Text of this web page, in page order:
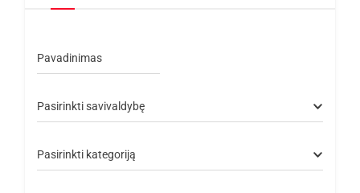
Pavadinimas
Pasirinkti savivaldybę
Pasirinkti kategoriją